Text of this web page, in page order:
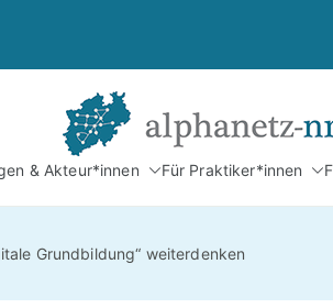
& Akteur*innen Für Praktiker*innen
Grundbildung“ weiterdenken